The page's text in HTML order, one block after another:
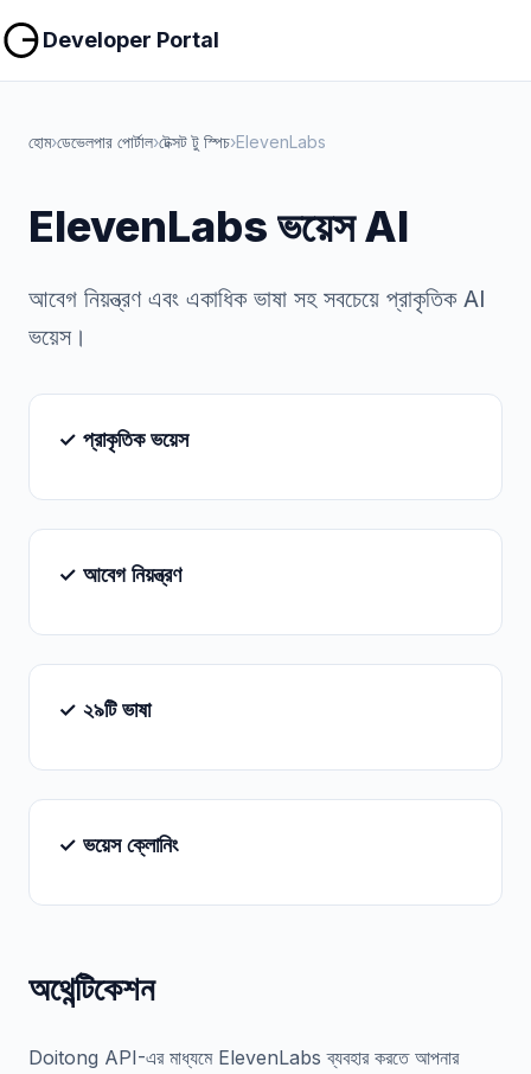
Developer Portal
হোম›ডেভেলপার পোর্টাল›টেক্সট টু স্পিচ›ElevenLabs
ElevenLabs ভয়েস AI
আবেগ নিয়ন্ত্রণ এবং একাধিক ভাষা সহ সবচেয়ে প্রাকৃতিক AI
ভয়েস।
✓ প্রাকৃতিক ভয়েস
✓ আবেগ নিয়ন্ত্রণ
✓ ২৯টি ভাষা
✓ ভয়েস ক্লোনিং
অথেন্টিকেশন
Doitong API-এর মাধ্যমে ElevenLabs ব্যবহার করতে আপনার